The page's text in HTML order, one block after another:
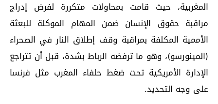
المغربية، حيث قامت بمحاولات متكررة لفرض إدراج
مراقبة حقوق الإنسان ضمن المهام الموكلة للبعثة
الأممية المكلفة بمراقبة وقف إطلاق النار في الصحراء
(المينورسو)، وهو ما ترفضه الرباط بشدة، قبل أن تتراجع
الإدارة الأمريكية تحت ضغط حلفاء المغرب مثل فرنسا
على وجه التحديد.